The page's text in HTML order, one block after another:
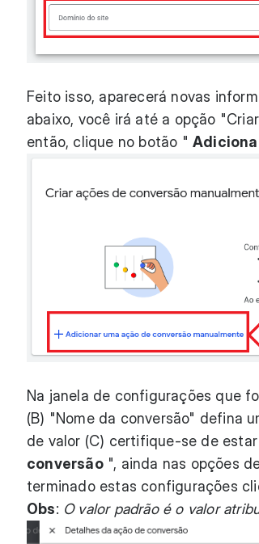
Feito isso, aparecerá novas
abaixo, você irá até a opção
então, clique no botão "
Na janela de configurações que
(B) "Nome da conversão" defina
de valor (C) certifique-se de
conversão", ainda nas opções
terminado estas configurações
Obs: O valor padrão é o valor